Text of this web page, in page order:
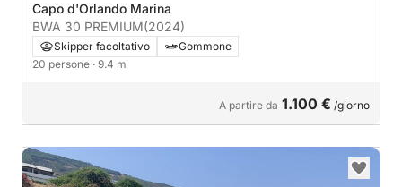
Capo d'Orlando Marina
BWA 30 PREMIUM(2024)
Skipper facoltativo
Gommone
20 persone · 9.4 m
A partire da 1.100 € /giorno